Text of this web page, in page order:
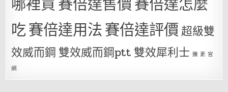
吃賽倍達用法賽倍達評價超級雙
效威而鋼 雙效威而鋼ptt 雙效犀利士 騰 素 官
網